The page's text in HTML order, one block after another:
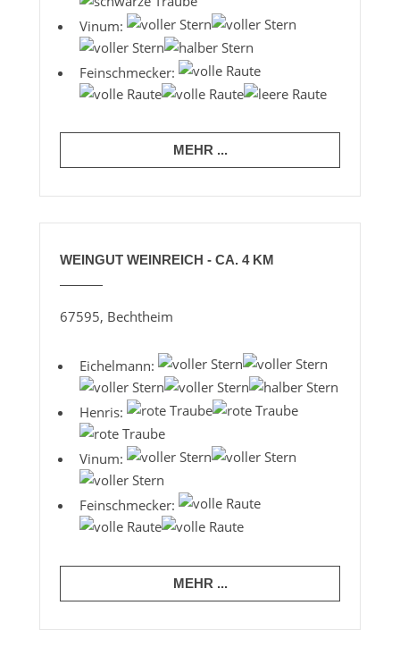
Vinum:
Feinschmecker:
MEHR ...
WEINGUT WEINREICH - CA. 4 KM
67595, Bechtheim
Eichelmann:
Henris:
Vinum:
Feinschmecker:
MEHR ...